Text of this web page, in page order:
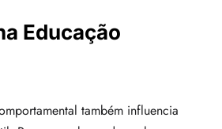
Educação
também influencia